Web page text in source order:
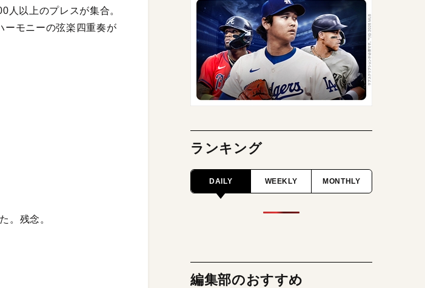
人以上のプレスが集合。
ーモニーの弦楽四重奏が
。残念。
ランキング
DAILY WEEKLY MONTHLY
編集部のおすすめ